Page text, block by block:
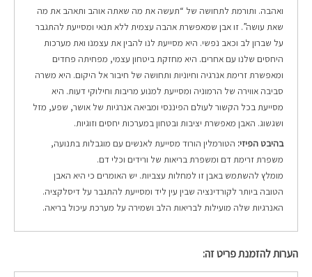
ואהבה. ותורמת לתחושה של “תעשה את מה שאתה אוהב ותאהב את מה
שאת עושה”. זו אבן שמאפשרת אהבה עצמית ללא תנאי ומסייעת להתגבר
על שברון לב וכאב נפשי. היא מסייעת לנו להבין את עצמנו ואת מערכות
היחסים שלנו עם אחרים. היא מחזקת ביטחון עצמי, מפחיתה פחדים
ומאפשרת זרימת אנרגיה וחיוניות ותחושה של חיבור אל היקום. היא משרה
סביבה אווירה של הרמוניה ומסייעת למנוע מריבות וחילוקי דעות. היא
מסייעת בכל הקשור לעולם הפיננסי ומביאה אנרגיות של אושר, שפע, מזל
ושגשוג. האבן מאפשרת יציבות ובטחון במערכות יחסים וזוגיות.
בהיבט הפיזי: הטורמלין הורוד מסייעת לאנשים עם מוגבלות בתנועה,
משפרת זרימת דם ומשפרת בריאות של ורידים וכלי דם.
מומלץ להשתמש באבן זו למחלות עצביות. יש האומרים כי היא האבן
הטובה ביותר לקורדינציה שבין עין ליד ומסייעת להתגבר על דיסלקציה.
האנרגיות שלה מועילות לבריאות הלב ושמירה על מערכת עיכול בריאה.
הערות להזמנת פריט זה: